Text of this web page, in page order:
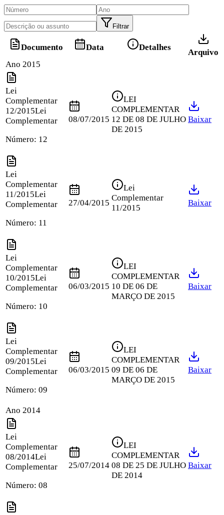
Filtrar
Documento Data Detalhes
Arquivo
Ano 2015
Lei
Complementar
12/2015Lei
Complementar
Número: 12
08/07/2015
LEI
COMPLEMENTAR
12 DE 08 DE JULHO
DE 2015
Baixar
Lei
Complementar
11/2015Lei
Complementar
Número: 11
27/04/2015
Lei
Complementar
11/2015
Baixar
Lei
Complementar
10/2015Lei
Complementar
Número: 10
06/03/2015
LEI
COMPLEMENTAR
10 DE 06 DE
MARÇO DE 2015
Baixar
Lei
Complementar
09/2015Lei
Complementar
Número: 09
06/03/2015
LEI
COMPLEMENTAR
09 DE 06 DE
MARÇO DE 2015
Baixar
Ano 2014
Lei
Complementar
08/2014Lei
Complementar
Número: 08
25/07/2014
LEI
COMPLEMENTAR
08 DE 25 DE JULHO
DE 2014
Baixar